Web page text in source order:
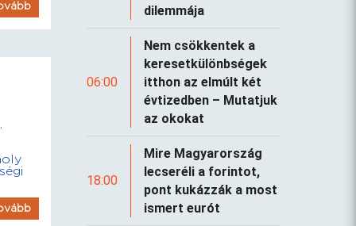
dilemmája
06:00
Nem csökkentek a
keresetkülönbségek
itthon az elmúlt két
évtizedben – Mutatjuk
az okokat
18:00
Mire Magyarország
lecseréli a forintot,
pont kukázzák a most
ismert eurót